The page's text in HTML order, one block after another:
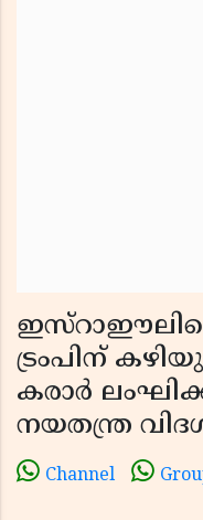
ട്രംപിന്
കരാർ
നയതന്ത്ര
Channel